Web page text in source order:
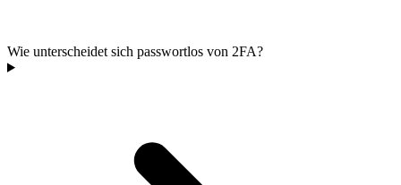
Wie unterscheidet sich passwortlos von 2FA?